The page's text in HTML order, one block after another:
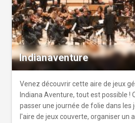
Indianaventure
Venez découvrir cette aire de jeux
Indiana Aventure, tout est possible !
passer une journée de folie dans les
l'aire de jeux couverte, organiser un